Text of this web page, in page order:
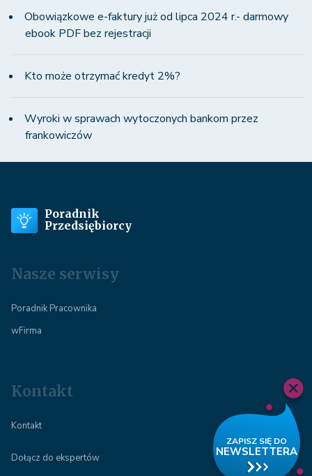
Obowiązkowe e-faktury już od lipca 2024 r.- darmowy
ebook PDF bez rejestracji
Kto może otrzymać kredyt 2%?
Wyroki w sprawach wytoczonych bankom przez
frankowiczów
Poradnik
Przedsiębiorcy
Nasze serwisy
Poradnik Pracownika
wFirma
Kontakt
Kontakt
Dołącz do ekspertów